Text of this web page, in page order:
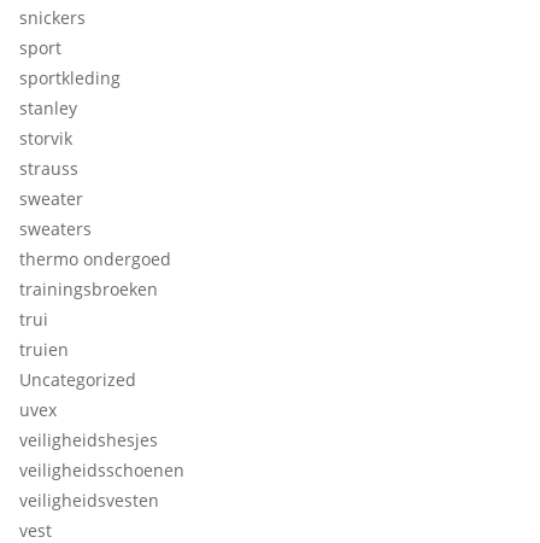
snickers
sport
sportkleding
stanley
storvik
strauss
sweater
sweaters
thermo ondergoed
trainingsbroeken
trui
truien
Uncategorized
uvex
veiligheidshesjes
veiligheidsschoenen
veiligheidsvesten
vest